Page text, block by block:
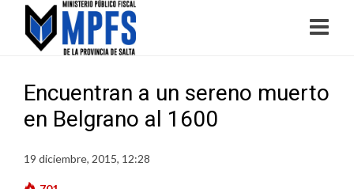
Encuentran a un sereno muerto
en Belgrano al 1600
19 diciembre, 2015, 12:28